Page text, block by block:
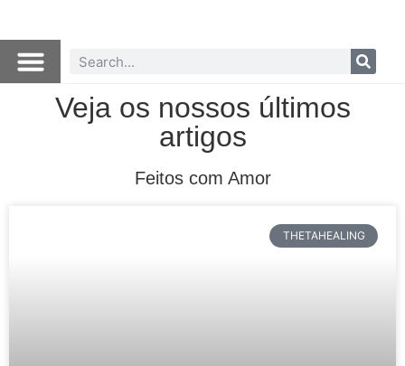
Veja os nossos últimos
artigos
Feitos com Amor
THETAHEALING